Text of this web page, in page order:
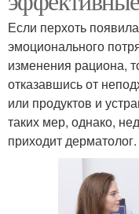
Если перхоть
эмоционального
изменения рациона,
отказавшись от
или продуктов и
таких мер, однако,
приходит дерматолог.